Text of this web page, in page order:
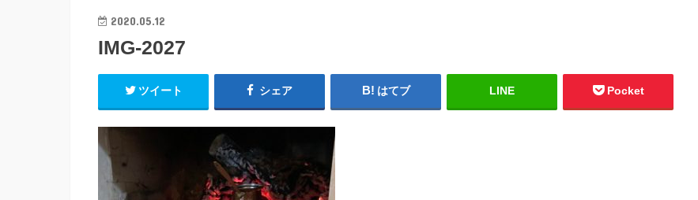
2020.05.12
IMG-2027
ツイート シェア はてブ LINE Pocket